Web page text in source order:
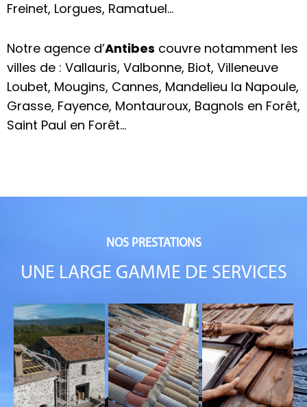
Freinet, Lorgues, Ramatuel…
Notre agence d’Antibes couvre notamment les
villes de : Vallauris, Valbonne, Biot, Villeneuve
Loubet, Mougins, Cannes, Mandelieu la Napoule,
Grasse, Fayence, Montauroux, Bagnols en Forêt,
Saint Paul en Forêt…
NOS PRESTATIONS
UNE LARGE GAMME DE SERVICES